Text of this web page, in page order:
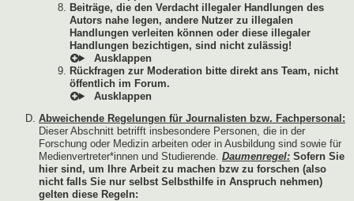
Beiträge, die den Verdacht illegaler Handlungen des
Autors nahe legen, andere Nutzer zu illegalen
Handlungen verleiten können oder diese illegaler
Handlungen bezichtigen, sind nicht zulässig!
Rückfragen zur Moderation bitte direkt ans Team, nicht
öffentlich im Forum.
Abweichende Regelungen für Journalisten bzw. Fachpersonal:
Dieser Abschnitt betrifft insbesondere Personen, die in der
Forschung oder Medizin arbeiten oder in Ausbildung sind sowie für
Medienvertreter*innen und Studierende. Daumenregel: Sofern Sie
hier sind, um Ihre Arbeit zu machen bzw zu forschen (also
nicht falls Sie nur selbst Selbsthilfe in Anspruch nehmen)
gelten diese Regeln: